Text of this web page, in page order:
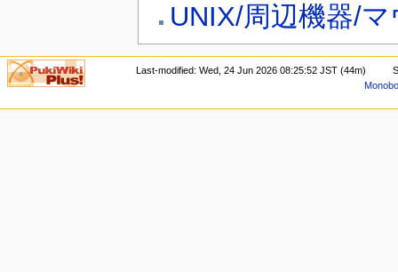
UNIX/周辺機器/
Last-modified: Wed, 24 Jun 2026 08:25:52 JST (44m)